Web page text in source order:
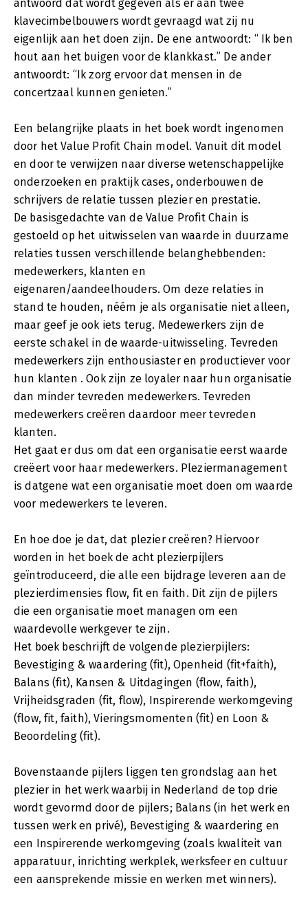
antwoord dat wordt gegeven als er aan twee
klavecimbelbouwers wordt gevraagd wat zij nu
eigenlijk aan het doen zijn. De ene antwoordt: “ Ik ben
hout aan het buigen voor de klankkast.” De ander
antwoordt: “Ik zorg ervoor dat mensen in de
concertzaal kunnen genieten.”
Een belangrijke plaats in het boek wordt ingenomen
door het Value Profit Chain model. Vanuit dit model
en door te verwijzen naar diverse wetenschappelijke
onderzoeken en praktijk cases, onderbouwen de
schrijvers de relatie tussen plezier en prestatie.
De basisgedachte van de Value Profit Chain is
gestoeld op het uitwisselen van waarde in duurzame
relaties tussen verschillende belanghebbenden:
medewerkers, klanten en
eigenaren/aandeelhouders. Om deze relaties in
stand te houden, néém je als organisatie niet alleen,
maar geef je ook iets terug. Medewerkers zijn de
eerste schakel in de waarde-uitwisseling. Tevreden
medewerkers zijn enthousiaster en productiever voor
hun klanten . Ook zijn ze loyaler naar hun organisatie
dan minder tevreden medewerkers. Tevreden
medewerkers creëren daardoor meer tevreden
klanten.
Het gaat er dus om dat een organisatie eerst waarde
creëert voor haar medewerkers. Pleziermanagement
is datgene wat een organisatie moet doen om waarde
voor medewerkers te leveren.
En hoe doe je dat, dat plezier creëren? Hiervoor
worden in het boek de acht plezierpijlers
geïntroduceerd, die alle een bijdrage leveren aan de
plezierdimensies flow, fit en faith. Dit zijn de pijlers
die een organisatie moet managen om een
waardevolle werkgever te zijn.
Het boek beschrijft de volgende plezierpijlers:
Bevestiging & waardering (fit), Openheid (fit+faith),
Balans (fit), Kansen & Uitdagingen (flow, faith),
Vrijheidsgraden (fit, flow), Inspirerende werkomgeving
(flow, fit, faith), Vieringsmomenten (fit) en Loon &
Beoordeling (fit).
Bovenstaande pijlers liggen ten grondslag aan het
plezier in het werk waarbij in Nederland de top drie
wordt gevormd door de pijlers; Balans (in het werk en
tussen werk en privé), Bevestiging & waardering en
een Inspirerende werkomgeving (zoals kwaliteit van
apparatuur, inrichting werkplek, werksfeer en cultuur
een aansprekende missie en werken met winners).